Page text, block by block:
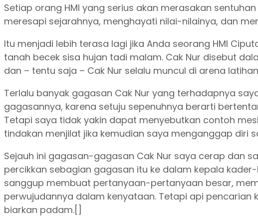
Setiap orang HMI yang serius akan merasakan
meresapi sejarahnya, menghayati nilai-nilainya, dan
Itu menjadi lebih terasa lagi jika Anda seorang HMI
tanah becek sisa hujan tadi malam. Cak Nur disebut
dan – tentu saja – Cak Nur selalu muncul di arena
Terlalu banyak gagasan Cak Nur yang terhadapnya
gagasannya, karena setuju sepenuhnya berarti
Tetapi saya tidak yakin dapat menyebutkan contoh
tindakan menjilat jika kemudian saya menganggap diri
Sejauh ini gagasan-gagasan Cak Nur saya cerap dan
percikkan sebagian gagasan itu ke dalam kepala
sanggup membuat pertanyaan-pertanyaan besar,
perwujudannya dalam kenyataan. Tetapi api
biarkan padam.[]